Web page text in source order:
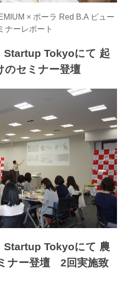
× ポーラ Red B.A ビュー
ナーレポート
Tokyoにて 起
のセミナー登壇
Tokyoにて 農
ナー登壇 2回実施致